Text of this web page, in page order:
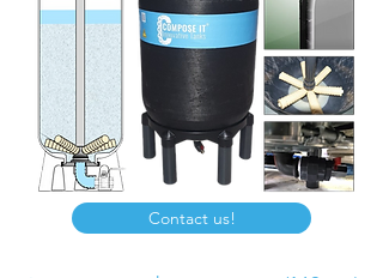
Contact us!